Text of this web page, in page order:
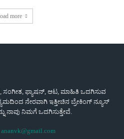
more
ಸಂಗೀತ, ಫ್ಯಾಷನ್, ಆಟ, ಮಾಹಿತಿ ಒದಗಿಸುವ
ನೇರವಾಗಿ ಇತ್ತೀಚಿನ ಬ್ರೇಕಿಂಗ್ ನ್ಯೂಸ್
ನಾವು ನಿಮಗೆ ಒದಗಿಸುತ್ತೇವೆ.
ananvk@gmail.com